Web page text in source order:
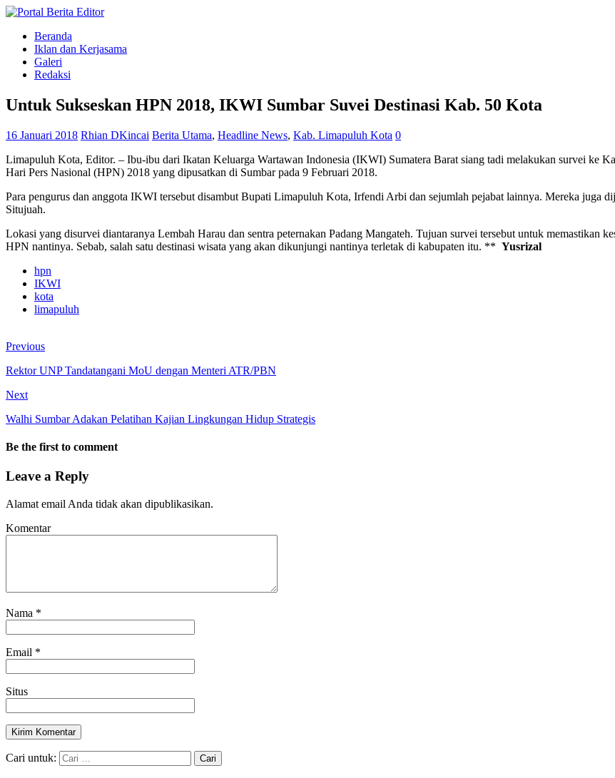
Beranda
Iklan dan Kerjasama
Galeri
Redaksi
Untuk Sukseskan HPN 2018, IKWI Sumbar Suvei Destinasi Kab. 50 Kota
16 Januari 2018 Rhian DKincai Berita Utama, Headline News, Kab. Limapuluh Kota 0
Limapuluh Kota, Editor. – Ibu-ibu dari Ikatan Keluarga Wartawan Indonesia (IKWI) Sumatera Barat siang tadi melakukan survei ke
Hari Pers Nasional (HPN) 2018 yang dipusatkan di Sumbar pada 9 Februari 2018.
Para pengurus dan anggota IKWI tersebut disambut Bupati Limapuluh Kota, Irfendi Arbi dan sejumlah pejabat lainnya. Mereka juga
Situjuah.
Lokasi yang disurvei diantaranya Lembah Harau dan sentra peternakan Padang Mangateh. Tujuan survei tersebut untuk memastikan
HPN nantinya. Sebab, salah satu destinasi wisata yang akan dikunjungi nantinya terletak di kabupaten itu. ** Yusrizal
hpn
IKWI
kota
limapuluh
Previous
Rektor UNP Tandatangani MoU dengan Menteri ATR/PBN
Next
Walhi Sumbar Adakan Pelatihan Kajian Lingkungan Hidup Strategis
Be the first to comment
Leave a Reply
Alamat email Anda tidak akan dipublikasikan.
Komentar
Nama *
Email *
Situs
Cari untuk: